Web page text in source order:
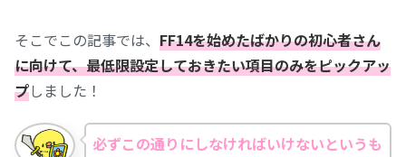
そこでこの記事では、 FF14を始めたばかりの初心者さん
に向けて、最低限設定しておきたい項目のみをピックアッ
プしました！
必ずこの通りにしなければいけないというも